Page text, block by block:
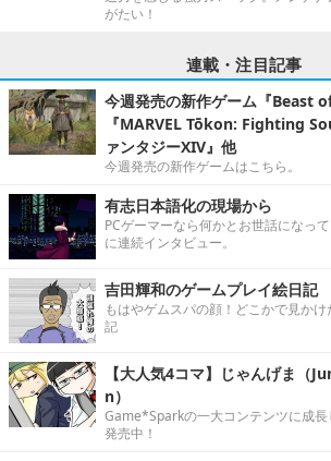
がたい！
連載・注目記事
今週発売の新作ゲーム『Beast
『MARVEL Tōkon: Fighting
ァンタジーXIV』他
今週発売の新作ゲームはこちら。
有志日本語化の現場から
PCゲーマーなら何かとお世話になっ
に連続インタビュー。
吉田輝和のゲームプレイ絵日記
もはやゲムスパの顔！どこかで見か
記
【大人気4コマ】じゃんげま（
n）
Game*Sparkの一大コンテンツに成
発売中！